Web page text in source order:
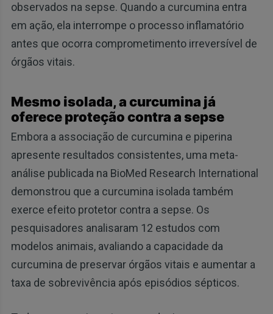
observados na sepse. Quando a curcumina entra
em ação, ela interrompe o processo inflamatório
antes que ocorra comprometimento irreversível de
órgãos vitais.
Mesmo isolada, a curcumina já
oferece proteção contra a sepse
Embora a associação de curcumina e piperina
apresente resultados consistentes, uma meta-
análise publicada na BioMed Research International
demonstrou que a curcumina isolada também
exerce efeito protetor contra a sepse. Os
pesquisadores analisaram 12 estudos com
modelos animais, avaliando a capacidade da
curcumina de preservar órgãos vitais e aumentar a
taxa de sobrevivência após episódios sépticos.